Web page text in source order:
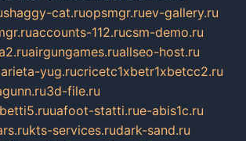
shaggy-cat.ruopsmgr.ruev-gallery.ru
accounts-112.rucsm-demo.ru
airgungames.ruallseo-host.ru
yug.rucricetc1xbetr1xbetcc2.ru
3d-file.ru
uafoot-statti.rue-abis1c.ru
kts-services.rudark-sand.ru